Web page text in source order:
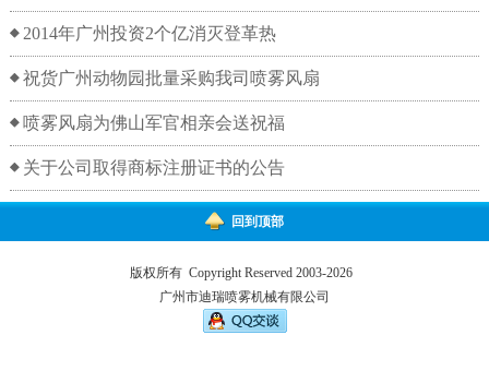
2014年广州投资2个亿消灭登革热
祝货广州动物园批量采购我司喷雾风扇
喷雾风扇为佛山军官相亲会送祝福
关于公司取得商标注册证书的公告
回到顶部
版权所有 Copyright Reserved 2003-2026
广州市迪瑞喷雾机械有限公司